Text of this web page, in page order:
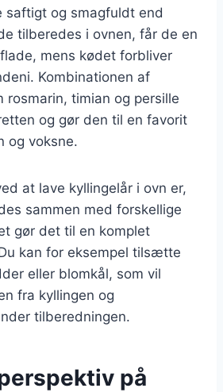
saftigt og smagfuldt end
tilberedes i ovnen, får de en
mens kødet forbliver
Kombinationen af
rosmarin, timian og persille
og gør den til en favorit
og voksne.
at lave kyllingelår i ovn er,
sammen med forskellige
gør det til en komplet
kan for eksempel tilsætte
eller blomkål, som vil
fra kyllingen og
tilberedningen.
på